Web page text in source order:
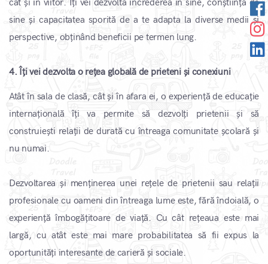
cât și în viitor. Îți vei dezvolta încrederea în sine, conștiința de
sine și capacitatea sporită de a te adapta la diverse medii și
perspective, obținând beneficii pe termen lung.
4. Îți vei dezvolta o rețea globală de prieteni și conexiuni
Atât în ​​sala de clasă, cât și în afara ei, o experiență de educație
internațională îți va permite să dezvolți prietenii și să
construiești relații de durată cu întreaga comunitate școlară și
nu numai.
Dezvoltarea și menținerea unei rețele de prietenii sau relații
profesionale cu oameni din întreaga lume este, fără îndoială, o
experiență îmbogățitoare de viață. Cu cât rețeaua este mai
largă, cu atât este mai mare probabilitatea să fii expus la
oportunități interesante de carieră și sociale.